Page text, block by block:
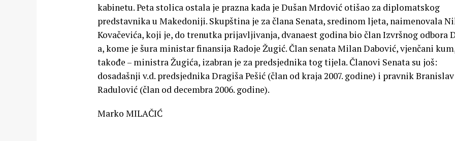
kabinetu. Peta stolica ostala je prazna kada je Dušan Mrdović otišao za diplomatskog
predstavnika u Makedoniji. Skupština je za člana Senata, sredinom ljeta, naimenovala
Kovačevića, koji je, do trenutka prijavljivanja, dvanaest godina bio član Izvršnog odbora
a, kome je šura ministar finansija Radoje Žugić. Član senata Milan Dabović, vjenčani
takođe – ministra Žugića, izabran je za predsjednika tog tijela. Članovi Senata su još:
dosadašnji v.d. predsjednika Dragiša Pešić (član od kraja 2007. godine) i pravnik Branislav
Radulović (član od decembra 2006. godine).
Marko MILAČIĆ